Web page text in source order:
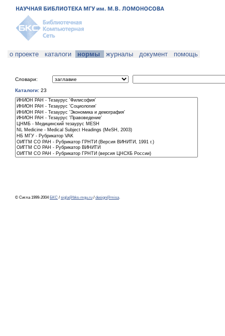
о проекте каталоги нормы журналы документ помощь
Словари:
Каталоги: 23
© Сигла 1999-2004 БКС / sigla@bks-mgu.ru / design@misa.